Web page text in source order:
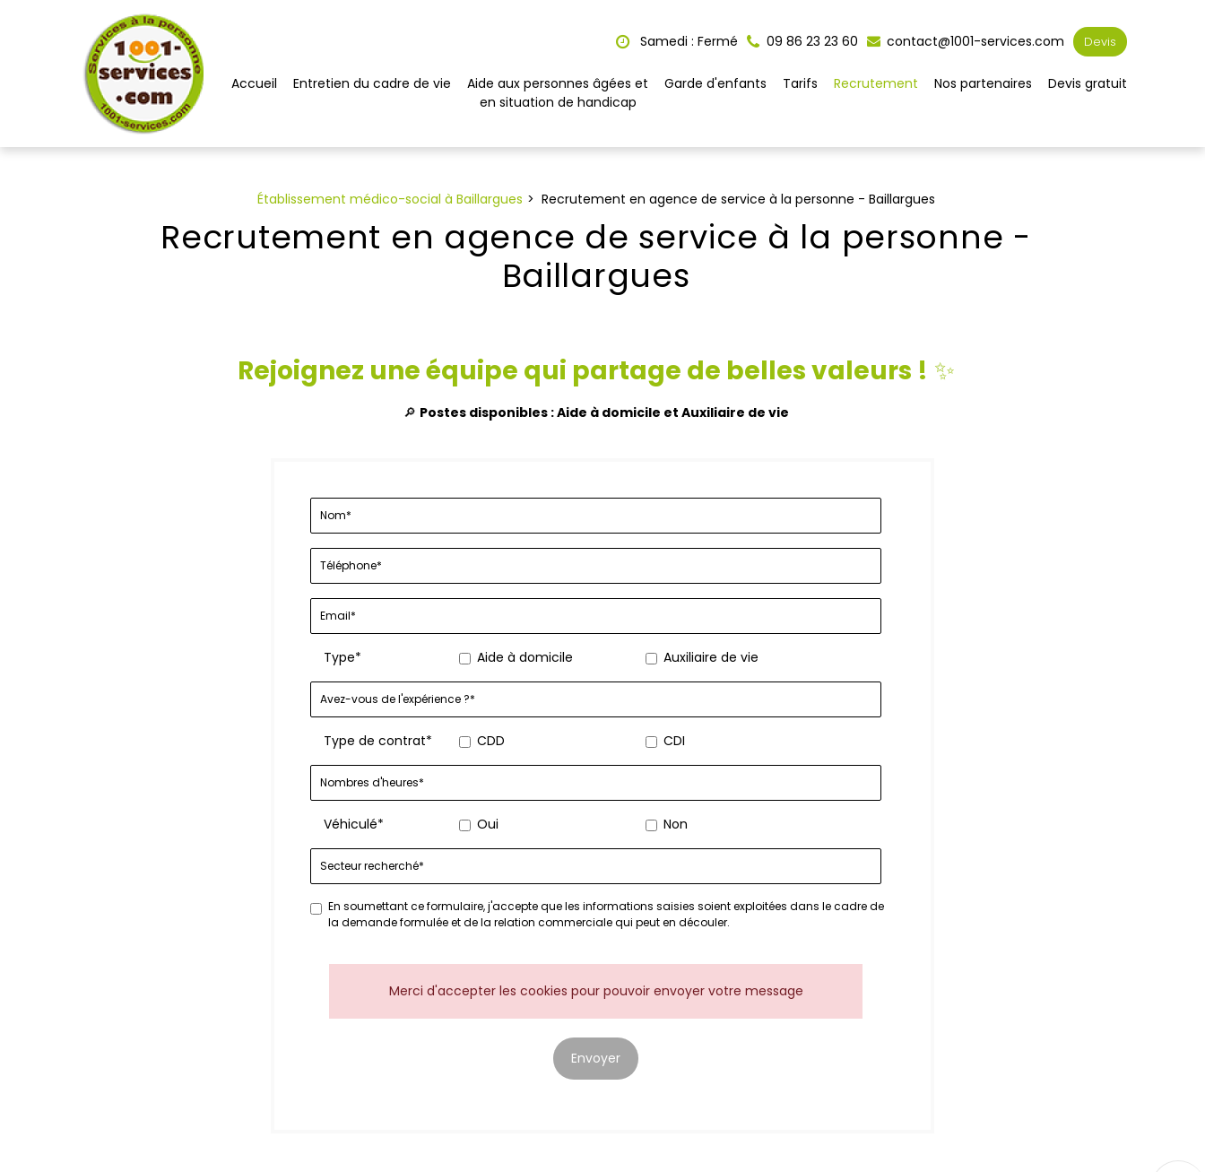
Samedi : Fermé 09 86 23 23 60 contact@1001-services.com Devis
Accueil Entretien du cadre de vie
Aide aux personnes âgées et
en situation de handicap
Garde d'enfants Tarifs Recrutement Nos partenaires Devis gratuit
Établissement médico-social à Baillargues Recrutement en agence de service à la personne - Baillargues
Recrutement en agence de service à la personne -
Baillargues
Rejoignez une équipe qui partage de belles valeurs ! ✨
🔎 Postes disponibles : Aide à domicile et Auxiliaire de vie
Type* Aide à domicile Auxiliaire de vie
Type de contrat* CDD CDI
Véhiculé* Oui Non
En soumettant ce formulaire, j'accepte que les informations saisies soient exploitées dans le cadre de
la demande formulée et de la relation commerciale qui peut en découler.
Merci d'accepter les cookies pour pouvoir envoyer votre message
Envoyer
Panneau de gestion des cookies